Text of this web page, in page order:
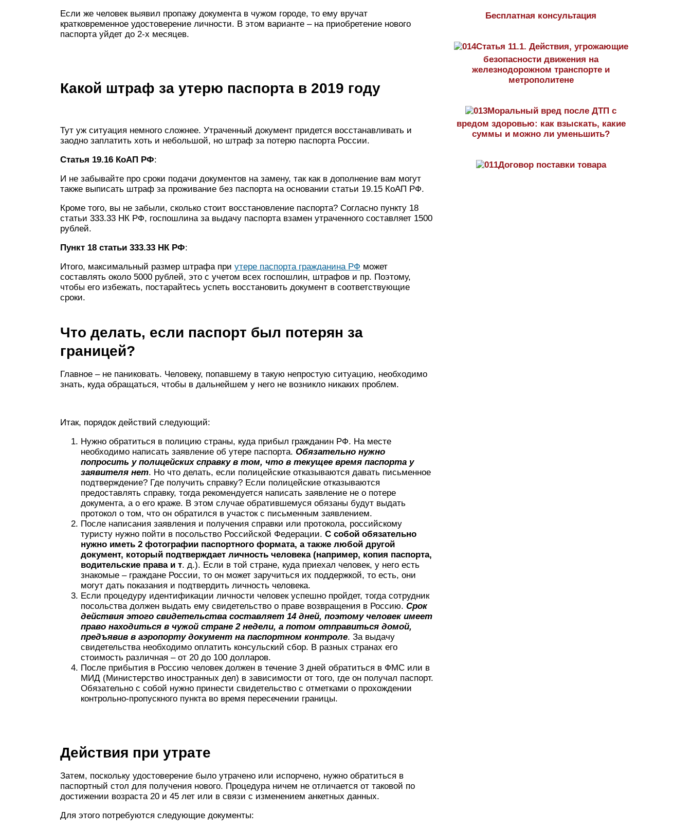
Если же человек выявил пропажу документа в чужом городе, то ему вручат
кратковременное удостоверение личности. В этом варианте – на приобретение нового
паспорта уйдет до 2-х месяцев.
Какой штраф за утерю паспорта в 2019 году
Тут уж ситуация немного сложнее. Утраченный документ придется восстанавливать и
заодно заплатить хоть и небольшой, но штраф за потерю паспорта России.
Статья 19.16 КоАП РФ:
И не забывайте про сроки подачи документов на замену, так как в дополнение вам могут
также выписать штраф за проживание без паспорта на основании статьи 19.15 КоАП РФ.
Кроме того, вы не забыли, сколько стоит восстановление паспорта? Согласно пункту 18
статьи 333.33 НК РФ, госпошлина за выдачу паспорта взамен утраченного составляет 1500
рублей.
Пункт 18 статьи 333.33 НК РФ:
Итого, максимальный размер штрафа при утере паспорта гражданина РФ может
составлять около 5000 рублей, это с учетом всех госпошлин, штрафов и пр. Поэтому,
чтобы его избежать, постарайтесь успеть восстановить документ в соответствующие
сроки.
Что делать, если паспорт был потерян за
границей?
Главное – не паниковать. Человеку, попавшему в такую непростую ситуацию, необходимо
знать, куда обращаться, чтобы в дальнейшем у него не возникло никаких проблем.
Итак, порядок действий следующий:
Нужно обратиться в полицию страны, куда прибыл гражданин РФ. На месте
необходимо написать заявление об утере паспорта. Обязательно нужно
попросить у полицейских справку в том, что в текущее время паспорта у
заявителя нет. Но что делать, если полицейские отказываются давать письменное
подтверждение? Где получить справку? Если полицейские отказываются
предоставлять справку, тогда рекомендуется написать заявление не о потере
документа, а о его краже. В этом случае обратившемуся обязаны будут выдать
протокол о том, что он обратился в участок с письменным заявлением.
После написания заявления и получения справки или протокола, российскому
туристу нужно пойти в посольство Российской Федерации. С собой обязательно
нужно иметь 2 фотографии паспортного формата, а также любой другой
документ, который подтверждает личность человека (например, копия паспорта,
водительские права и т. д.). Если в той стране, куда приехал человек, у него есть
знакомые – граждане России, то он может заручиться их поддержкой, то есть, они
могут дать показания и подтвердить личность человека.
Если процедуру идентификации личности человек успешно пройдет, тогда сотрудник
посольства должен выдать ему свидетельство о праве возвращения в Россию. Срок
действия этого свидетельства составляет 14 дней, поэтому человек имеет
право находиться в чужой стране 2 недели, а потом отправиться домой,
предъявив в аэропорту документ на паспортном контроле. За выдачу
свидетельства необходимо оплатить консульский сбор. В разных странах его
стоимость различная – от 20 до 100 долларов.
После прибытия в Россию человек должен в течение 3 дней обратиться в ФМС или в
МИД (Министерство иностранных дел) в зависимости от того, где он получал паспорт.
Обязательно с собой нужно принести свидетельство с отметками о прохождении
контрольно-пропускного пункта во время пересечении границы.
Действия при утрате
Затем, поскольку удостоверение было утрачено или испорчено, нужно обратиться в
паспортный стол для получения нового. Процедура ничем не отличается от таковой по
достижении возраста 20 и 45 лет или в связи с изменением анкетных данных.
Для этого потребуются следующие документы:
Бесплатная консультация
Статья 11.1. Действия, угрожающие
безопасности движения на
железнодорожном транспорте и
метрополитене
Моральный вред после ДТП с
вредом здоровью: как взыскать, какие
суммы и можно ли уменьшить?
Договор поставки товара